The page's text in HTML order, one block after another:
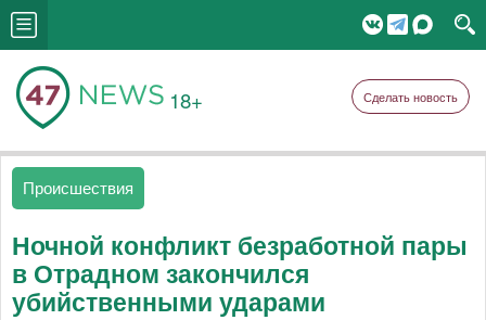
18+ Сделать новость
Происшествия
Ночной конфликт безработной пары
в Отрадном закончился
убийственными ударами